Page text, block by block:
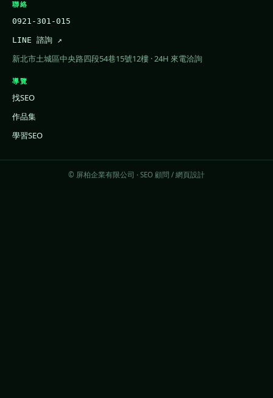
聯絡
0921-301-015
LINE 諮詢 ↗
新北市土城區中央路四段54巷15號12樓 · 24H 來電洽詢
導覽
找SEO
作品集
學習SEO
© 屏柏企業有限公司 · SEO 顧問 / 網頁設計